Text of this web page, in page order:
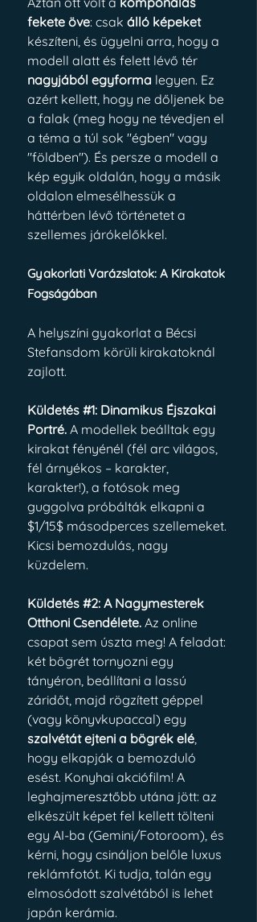
fekete öve: csak álló képeket
készíteni, és ügyelni arra, hogy a
modell alatt és felett lévő tér
nagyjából egyforma legyen. Ez
azért kellett, hogy ne dőljenek be
a falak (meg hogy ne tévedjen el
a téma a túl sok "égben" vagy
"földben"). És persze a modell a
kép egyik oldalán, hogy a másik
oldalon elmesélhessük a
háttérben lévő történetet a
szellemes járókelőkkel.
Gyakorlati Varázslatok: A Kirakatok
Fogságában
A helyszíni gyakorlat a Bécsi
Stefansdom körüli kirakatoknál
zajlott.
Küldetés #1: Dinamikus Éjszakai
Portré. A modellek beálltak egy
kirakat fényénél (fél arc világos,
fél árnyékos – karakter,
karakter!), a fotósok meg
guggolva próbálták elkapni a
$1/15$ másodperces szellemeket.
Kicsi bemozdulás, nagy
küzdelem.
Küldetés #2: A Nagymesterek
Otthoni Csendélete. Az online
csapat sem úszta meg! A feladat:
két bögrét tornyozni egy
tányéron, beállítani a lassú
záridőt, majd rögzített géppel
(vagy könyvkupaccal) egy
szalvétát ejteni a bögrék elé
hogy elkapják a bemozduló
esést. Konyhai akciófilm! A
leghajmeresztőbb utána jött: az
elkészült képet fel kellett tölteni
egy AI-ba (Gemini/Fotoroom), és
kérni, hogy csináljon belőle luxus
reklámfotót. Ki tudja, talán egy
elmosódott szalvétából is lehet
japán kerámia.